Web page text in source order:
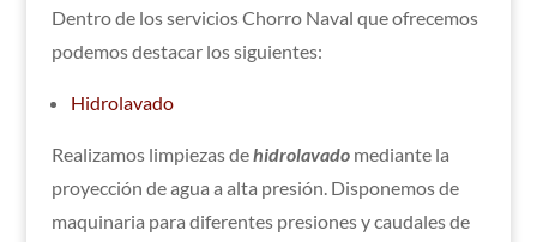
Dentro de los servicios Chorro Naval que ofrecemos
podemos destacar los siguientes:
Hidrolavado
Realizamos limpiezas dehidrolavadomediante la
proyección de agua a alta presión. Disponemos de
maquinaria para diferentes presiones y caudales de